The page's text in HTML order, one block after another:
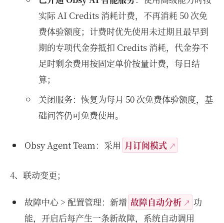
实际 AI Credits 消耗计费，不再消耗 50 次免
费体验额度；计费时优先使用未过期且最早到
期的专项代金券抵扣 Credits 消耗，代金券不
足时剩余费用按固定单价按量计费，每日结
算；
关闭服务：恢复为每月 50 次免费体验额度，基
础问答仍可免费使用。
Obsy Agent Team：采用 月订阅模式
4、联动变更；
故障中心 > 配置管理：新增 故障自动分析
功
能，开启后每产生一条新故障，系统自动调用